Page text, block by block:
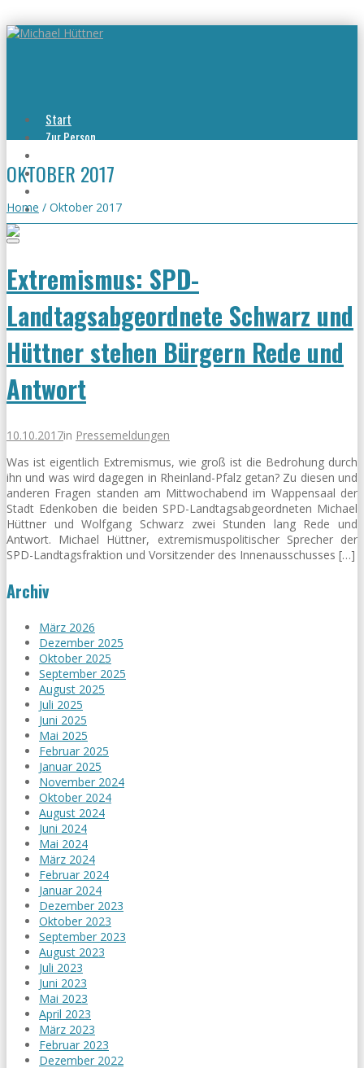
Start
Zur Person
Viel erreicht
Kontakt
OKTOBER 2017
Home / Oktober 2017
Extremismus: SPD-
Landtagsabgeordnete Schwarz und
Hüttner stehen Bürgern Rede und
Antwort
10.10.2017in Pressemeldungen
Was ist eigentlich Extremismus, wie groß ist die Bedrohung durch
ihn und was wird dagegen in Rheinland-Pfalz getan? Zu diesen und
anderen Fragen standen am Mittwochabend im Wappensaal der
Stadt Edenkoben die beiden SPD-Landtagsabgeordneten Michael
Hüttner und Wolfgang Schwarz zwei Stunden lang Rede und
Antwort. Michael Hüttner, extremismuspolitischer Sprecher der
SPD-Landtagsfraktion und Vorsitzender des Innenausschusses […]
Archiv
März 2026
Dezember 2025
Oktober 2025
September 2025
August 2025
Juli 2025
Juni 2025
Mai 2025
Februar 2025
Januar 2025
November 2024
Oktober 2024
August 2024
Juni 2024
Mai 2024
März 2024
Februar 2024
Januar 2024
Dezember 2023
Oktober 2023
September 2023
August 2023
Juli 2023
Juni 2023
Mai 2023
April 2023
März 2023
Februar 2023
Dezember 2022